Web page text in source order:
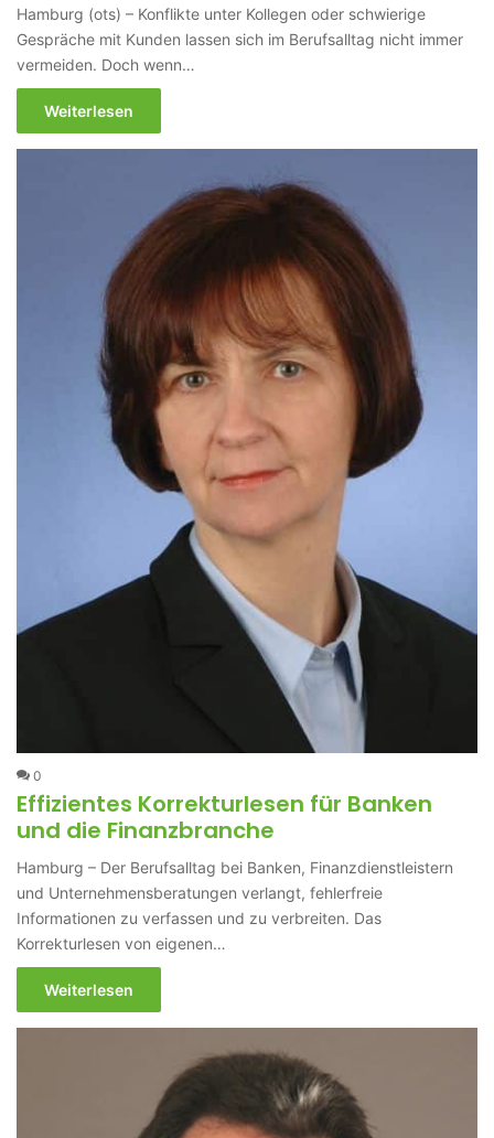
Hamburg (ots) – Konflikte unter Kollegen oder schwierige
Gespräche mit Kunden lassen sich im Berufsalltag nicht immer
vermeiden. Doch wenn…
Weiterlesen
0
Effizientes Korrekturlesen für Banken
und die Finanzbranche
Hamburg – Der Berufsalltag bei Banken, Finanzdienstleistern
und Unternehmensberatungen verlangt, fehlerfreie
Informationen zu verfassen und zu verbreiten. Das
Korrekturlesen von eigenen…
Weiterlesen